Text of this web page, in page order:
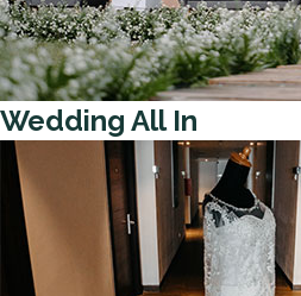
Wedding All In